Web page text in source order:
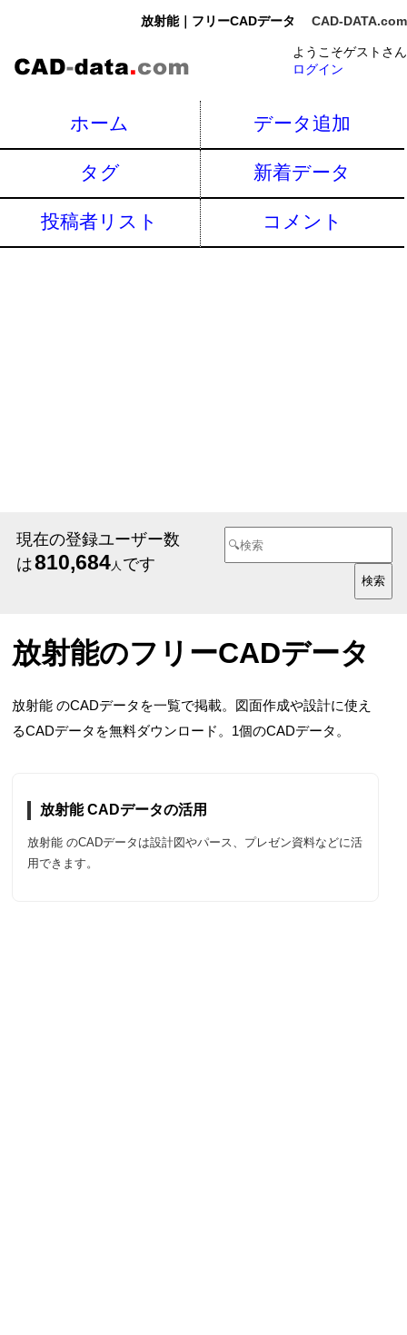
放射能｜フリーCADデータ CAD-DATA.com
ようこそゲストさん
ログイン
ホーム データ追加
タグ 新着データ
投稿者リスト コメント
現在の登録ユーザー数
は810,684人 です
放射能のフリーCADデータ
放射能 のCADデータを一覧で掲載。図面作成や設計に使え
るCADデータを無料ダウンロード。1個のCADデータ。
放射能 CADデータの活用
放射能 のCADデータは設計図やパース、プレゼン資料などに活
用できます。